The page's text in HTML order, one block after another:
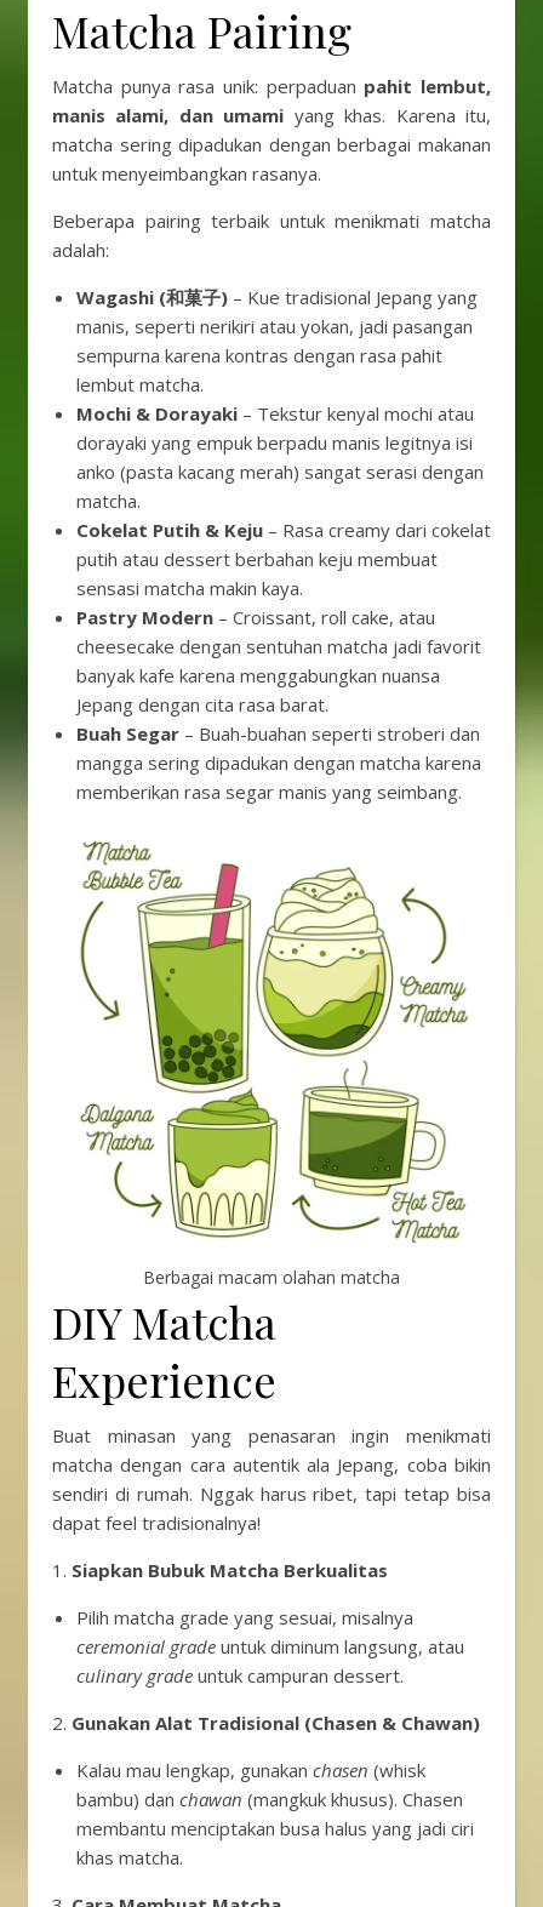
Matcha Pairing
Matcha punya rasa unik: perpaduan pahit lembut,
manis alami, dan umami yang khas. Karena itu,
matcha sering dipadukan dengan berbagai makanan
untuk menyeimbangkan rasanya.
Beberapa pairing terbaik untuk menikmati matcha
adalah:
Wagashi (和菓子) – Kue tradisional Jepang yang
manis, seperti nerikiri atau yokan, jadi pasangan
sempurna karena kontras dengan rasa pahit
lembut matcha.
Mochi & Dorayaki – Tekstur kenyal mochi atau
dorayaki yang empuk berpadu manis legitnya isi
anko (pasta kacang merah) sangat serasi dengan
matcha.
Cokelat Putih & Keju – Rasa creamy dari cokelat
putih atau dessert berbahan keju membuat
sensasi matcha makin kaya.
Pastry Modern – Croissant, roll cake, atau
cheesecake dengan sentuhan matcha jadi favorit
banyak kafe karena menggabungkan nuansa
Jepang dengan cita rasa barat.
Buah Segar – Buah-buahan seperti stroberi dan
mangga sering dipadukan dengan matcha karena
memberikan rasa segar manis yang seimbang.
Berbagai macam olahan matcha
DIY Matcha
Experience
Buat minasan yang penasaran ingin menikmati
matcha dengan cara autentik ala Jepang, coba bikin
sendiri di rumah. Nggak harus ribet, tapi tetap bisa
dapat feel tradisionalnya!
1. Siapkan Bubuk Matcha Berkualitas
Pilih matcha grade yang sesuai, misalnya
ceremonial grade untuk diminum langsung, atau
culinary grade untuk campuran dessert.
2. Gunakan Alat Tradisional (Chasen & Chawan)
Kalau mau lengkap, gunakan chasen (whisk
bambu) dan chawan (mangkuk khusus). Chasen
membantu menciptakan busa halus yang jadi ciri
khas matcha.